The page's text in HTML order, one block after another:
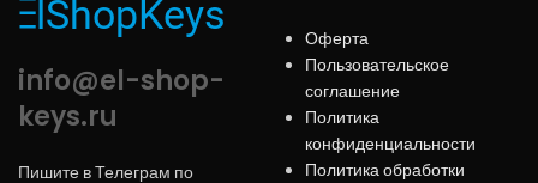
info@el-shop-
keys.ru
Пишите в Телеграм по
Оферта
Пользовательское
соглашение
Политика
конфиденциальности
Политика обработки